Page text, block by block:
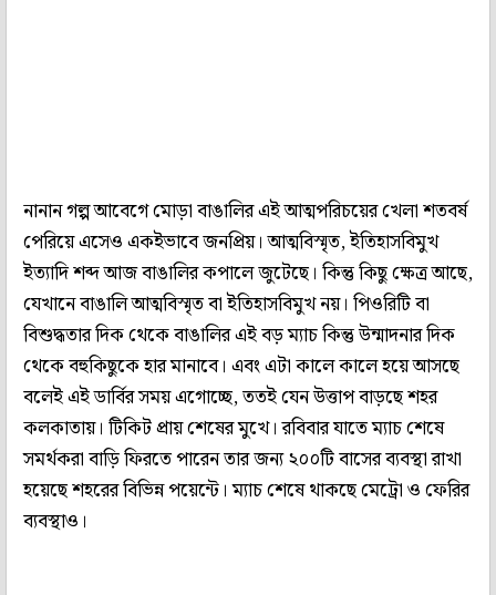
নানান গল্প আবেগে মোড়া বাঙালির এই আত্মপরিচয়ের খেলা শতবর্ষ
পেরিয়ে এসেও একইভাবে জনপ্রিয়। আত্মবিস্মৃত, ইতিহাসবিমুখ
ইত্যাদি শব্দ আজ বাঙালির কপালে জুটেছে। কিন্তু কিছু ক্ষেত্র আছে,
যেখানে বাঙালি আত্মবিস্মৃত বা ইতিহাসবিমুখ নয়। পিওরিটি বা
বিশুদ্ধতার দিক থেকে বাঙালির এই বড় ম্যাচ কিন্তু উন্মাদনার দিক
থেকে বহুকিছুকে হার মানাবে। এবং এটা কালে কালে হয়ে আসছে
বলেই এই ডার্বির সময় এগোচ্ছে, ততই যেন উত্তাপ বাড়ছে শহর
কলকাতায়। টিকিট প্রায় শেষের মুখে। রবিবার যাতে ম্যাচ শেষে
সমর্থকরা বাড়ি ফিরতে পারেন তার জন্য ২০০টি বাসের ব্যবস্থা রাখা
হয়েছে শহরের বিভিন্ন পয়েন্টে। ম্যাচ শেষে থাকছে মেট্রো ও ফেরির
ব্যবস্থাও।